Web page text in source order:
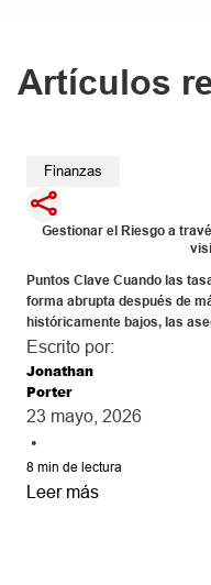
Artículos
Finanzas
Gestionar el Riesgo a
Puntos Clave Cuando las
forma abrupta después de
históricamente bajos, las
supuestos que habían
volatilidad del mercado se
pasivos se hicieron más
Escrito por:
Jonathan
Porter
23 mayo, 2026
•
8 min de lectura
Leer más